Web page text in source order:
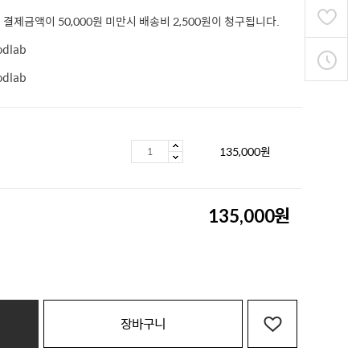
결제금액이 50,000원 미만시 배송비 2,500원이 청구됩니다.
135,000원
135,000원
장바구니